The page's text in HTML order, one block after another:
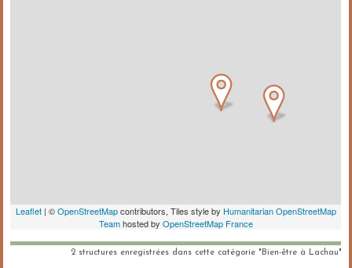
2 structures enregistrées dans cette catégorie "Bien-être à Lachau"